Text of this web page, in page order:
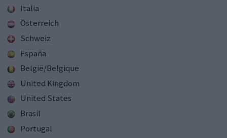
Italia
Österreich
Schweiz
España
België/Belgique
United Kingdom
United States
Brasil
Portugal